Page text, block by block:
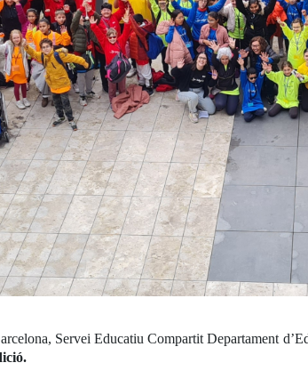
Servei Educatiu Compartit Departament